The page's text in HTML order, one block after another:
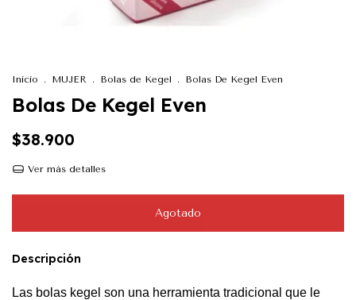
Inicio . MUJER . Bolas de Kegel . Bolas De Kegel Even
Bolas De Kegel Even
$38.900
Ver más detalles
Descripción
Las bolas kegel son una herramienta tradicional que le